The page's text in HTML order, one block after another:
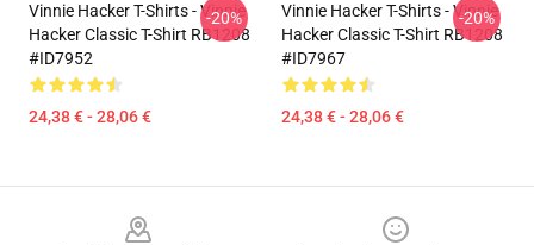
Vinnie Hacker T-Shirts - Vinnie
Hacker Classic T-Shirt RB1208
#ID7952
24,38 € - 28,06 €
-20%
Vinnie Hacker T-Shirts - Vinnie
Hacker Classic T-Shirt RB1208
#ID7967
24,38 € - 28,06 €
-20%